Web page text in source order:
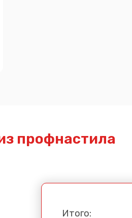
профнастила
Итого: